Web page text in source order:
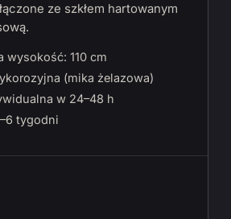
ze szkłem hartowanym
wysokość: 110 cm
(mika żelazowa)
w 24–48 h
tygodni